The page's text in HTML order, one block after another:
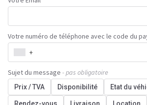
Votre numéro de téléphone avec le code du
+
Sujet du message - pas obligatoire
Prix / TVA Disponibilité Etat du